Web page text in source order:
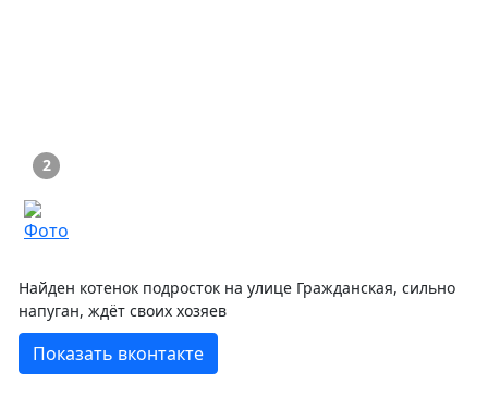
2
Найден котенок подросток на улице Гражданская, сильно
напуган, ждёт своих хозяев
Показать вконтакте